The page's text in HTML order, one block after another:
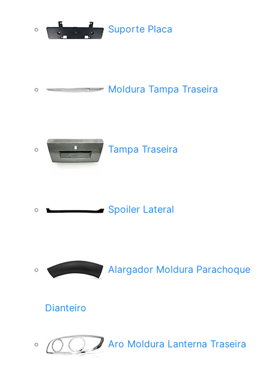
Suporte Placa
Moldura Tampa Traseira
Tampa Traseira
Spoiler Lateral
Alargador Moldura Parachoque
Dianteiro
Aro Moldura Lanterna Traseira